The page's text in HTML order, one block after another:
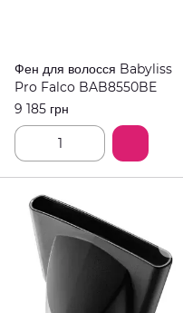
Фен для волосся Babyliss
Pro Falco BAB8550BE
9 185 грн